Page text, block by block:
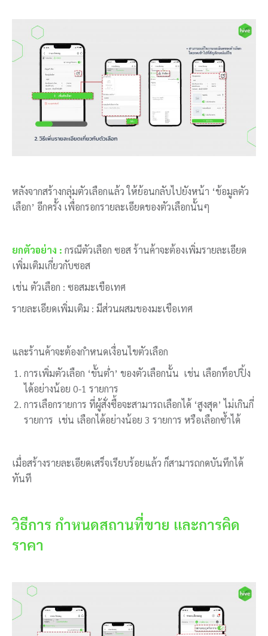
หลังจากสร้างกลุ่มตัวเลือกแล้ว ให้ย้อนกลับไปยังหน้า ‘ข้อมูลตัว
เลือก’ อีกครั้ง เพื่อกรอกรายละเอียดของตัวเลือกนั้นๆ
ยกตัวอย่าง : กรณีตัวเลือก ซอส ร้านค้าจะต้องเพิ่มรายละเอียด
เพิ่มเติมเกี่ยวกับซอส
เช่น ตัวเลือก : ซอสมะเขือเทศ
รายละเอียดเพิ่มเติม : มีส่วนผสมของมะเขือเทศ
และร้านค้าจะต้องกำหนดเงื่อนไขตัวเลือก
การเพิ่มตัวเลือก ‘ขั้นต่ำ’ ของตัวเลือกนั้น เช่น เลือกท็อปปิ้ง
ได้อย่างน้อย 0-1 รายการ
การเลือกรายการ ที่ผู้สั่งซื้อจะสามารถเลือกได้ ‘สูงสุด’ ไม่เกินกี่
รายการ เช่น เลือกได้อย่างน้อย 3 รายการ หรือเลือกซ้ำได้
เมื่อสร้างรายละเอียดเสร็จเรียบร้อยแล้ว ก็สามารถกดบันทึกได้
ทันที
วิธีการ กำหนดสถานที่ขาย และการคิด
ราคา